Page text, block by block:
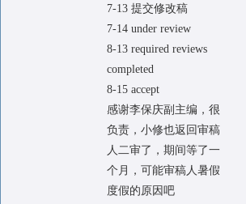
7-13 提交修改稿
7-14 under review
8-13 required reviews
completed
8-15 accept
感谢李保庆副主编，很
负责，小修也返回审稿
人二审了，期间等了一
个月，可能审稿人暑假
度假的原因吧